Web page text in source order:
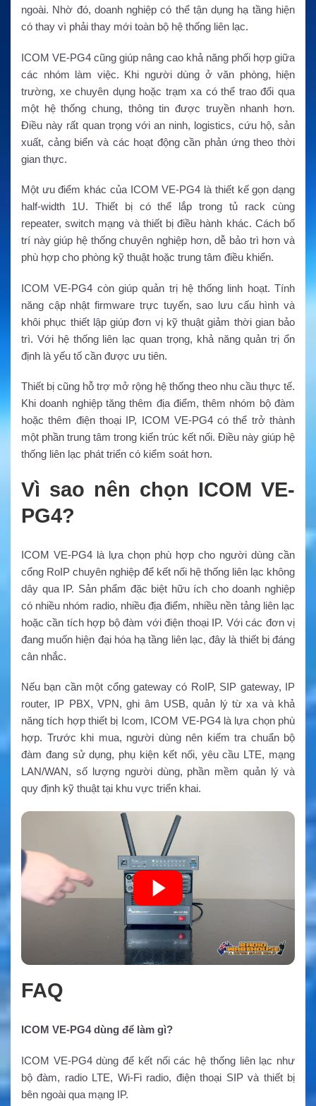
ngoài. Nhờ đó, doanh nghiệp có thể tận dụng hạ tầng hiện
có thay vì phải thay mới toàn bộ hệ thống liên lạc.
ICOM VE-PG4 cũng giúp nâng cao khả năng phối hợp giữa
các nhóm làm việc. Khi người dùng ở văn phòng, hiện
trường, xe chuyên dụng hoặc trạm xa có thể trao đổi qua
một hệ thống chung, thông tin được truyền nhanh hơn.
Điều này rất quan trọng với an ninh, logistics, cứu hộ, sản
xuất, cảng biển và các hoạt động cần phản ứng theo thời
gian thực.
Một ưu điểm khác của ICOM VE-PG4 là thiết kế gọn dạng
half-width 1U. Thiết bị có thể lắp trong tủ rack cùng
repeater, switch mạng và thiết bị điều hành khác. Cách bố
trí này giúp hệ thống chuyên nghiệp hơn, dễ bảo trì hơn và
phù hợp cho phòng kỹ thuật hoặc trung tâm điều khiển.
ICOM VE-PG4 còn giúp quản trị hệ thống linh hoạt. Tính
năng cập nhật firmware trực tuyến, sao lưu cấu hình và
khôi phục thiết lập giúp đơn vị kỹ thuật giảm thời gian bảo
trì. Với hệ thống liên lạc quan trọng, khả năng quản trị ổn
định là yếu tố cần được ưu tiên.
Thiết bị cũng hỗ trợ mở rộng hệ thống theo nhu cầu thực tế.
Khi doanh nghiệp tăng thêm địa điểm, thêm nhóm bộ đàm
hoặc thêm điện thoại IP, ICOM VE-PG4 có thể trở thành
một phần trung tâm trong kiến trúc kết nối. Điều này giúp hệ
thống liên lạc phát triển có kiểm soát hơn.
Vì sao nên chọn ICOM VE-
PG4?
ICOM VE-PG4 là lựa chọn phù hợp cho người dùng cần
cổng RoIP chuyên nghiệp để kết nối hệ thống liên lạc không
dây qua IP. Sản phẩm đặc biệt hữu ích cho doanh nghiệp
có nhiều nhóm radio, nhiều địa điểm, nhiều nền tảng liên lạc
hoặc cần tích hợp bộ đàm với điện thoại IP. Với các đơn vị
đang muốn hiện đại hóa hạ tầng liên lạc, đây là thiết bị đáng
cân nhắc.
Nếu bạn cần một cổng gateway có RoIP, SIP gateway, IP
router, IP PBX, VPN, ghi âm USB, quản lý từ xa và khả
năng tích hợp thiết bị Icom, ICOM VE-PG4 là lựa chọn phù
hợp. Trước khi mua, người dùng nên kiểm tra chuẩn bộ
đàm đang sử dụng, phụ kiện kết nối, yêu cầu LTE, mạng
LAN/WAN, số lượng người dùng, phần mềm quản lý và
quy định kỹ thuật tại khu vực triển khai.
FAQ
ICOM VE-PG4 dùng để làm gì?
ICOM VE-PG4 dùng để kết nối các hệ thống liên lạc như
bộ đàm, radio LTE, Wi-Fi radio, điện thoại SIP và thiết bị
bên ngoài qua mạng IP.